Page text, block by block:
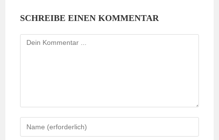
SCHREIBE EINEN KOMMENTAR
Kommentieren
deinen